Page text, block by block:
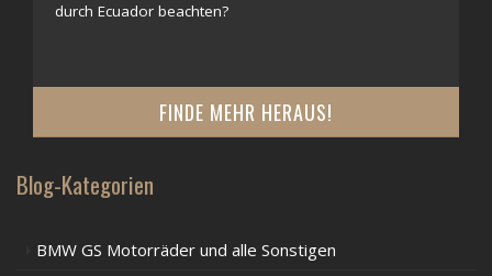
durch Ecuador beachten?
FINDE MEHR HERAUS!
Blog-Kategorien
BMW GS Motorräder und alle Sonstigen